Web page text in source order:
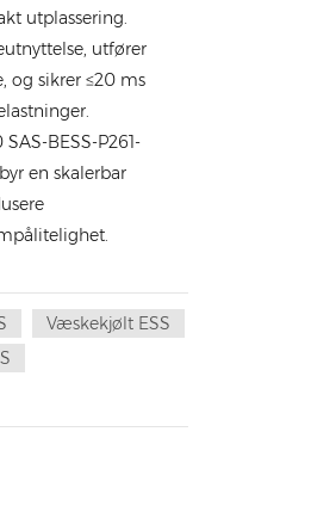
utplassering.
utfører
og sikrer ≤20 ms
BESS-P261-
en skalerbar
Væskekjølt ESS